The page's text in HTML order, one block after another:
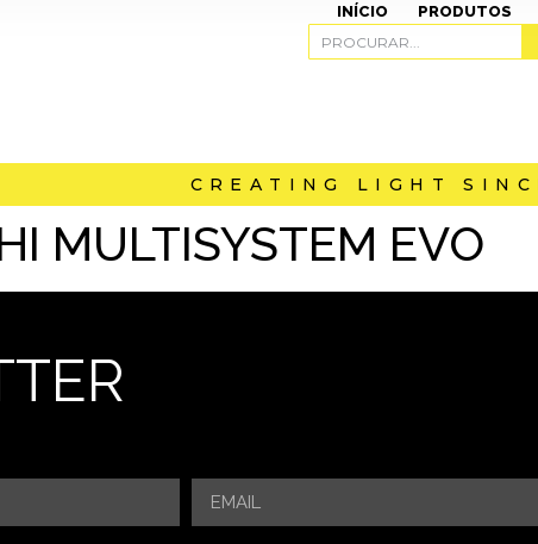
INÍCIO PRODUTOS
CREATING LIGHT
MULTISYSTEM EVO